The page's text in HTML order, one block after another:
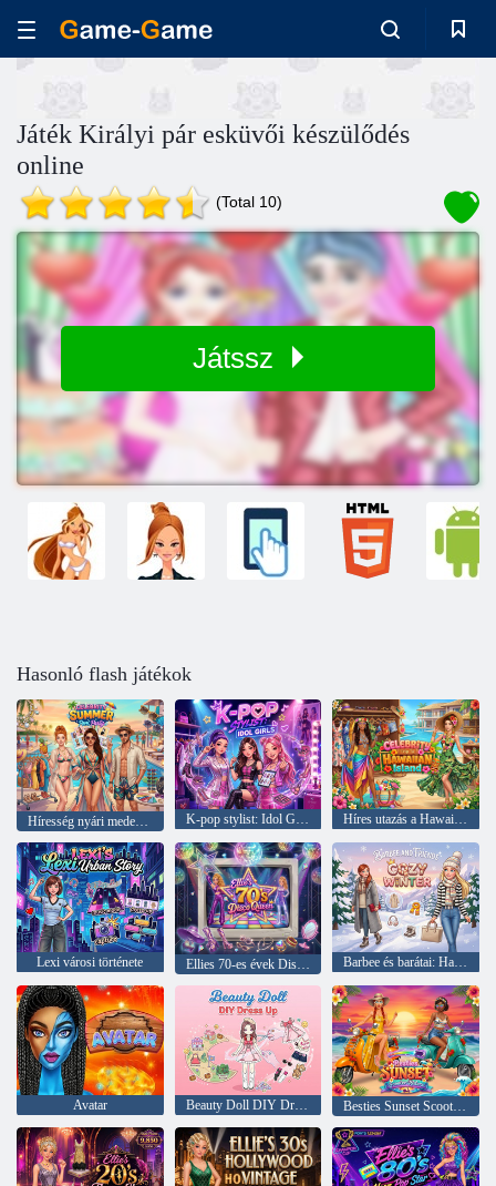
Játék Királyi pár esküvői készülődés
online
(Total 10)
Játssz
Hasonló flash játékok
Híresség nyári medenceparti K-pop stylist: Idol Girls Híres utazás a Hawaii-szigetre
Lexi városi története Ellies 70-es évek Disco Queen Barbee és barátai: Hangulatos tél
Avatar Beauty Doll DIY Dress Up Besties Sunset Scooter Rider